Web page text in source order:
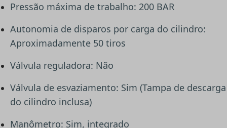
Pressão máxima de trabalho: 200 BAR
Autonomia de disparos por carga do cilindro:
Aproximadamente 50 tiros
Válvula reguladora: Não
Válvula de esvaziamento: Sim (Tampa de descarga
do cilindro inclusa)
Manômetro: Sim, integrado